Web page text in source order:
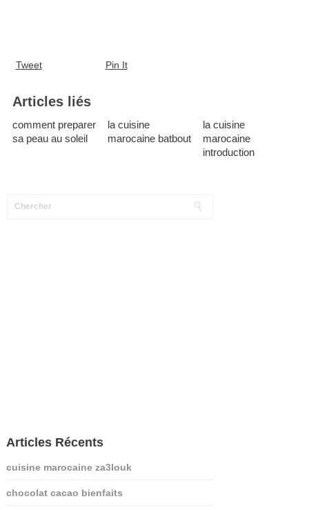
Tweet Pin It
Articles liés
comment preparer
sa peau au soleil
la cuisine
marocaine batbout
la cuisine
marocaine
introduction
Articles Récents
cuisine marocaine za3louk
chocolat cacao bienfaits